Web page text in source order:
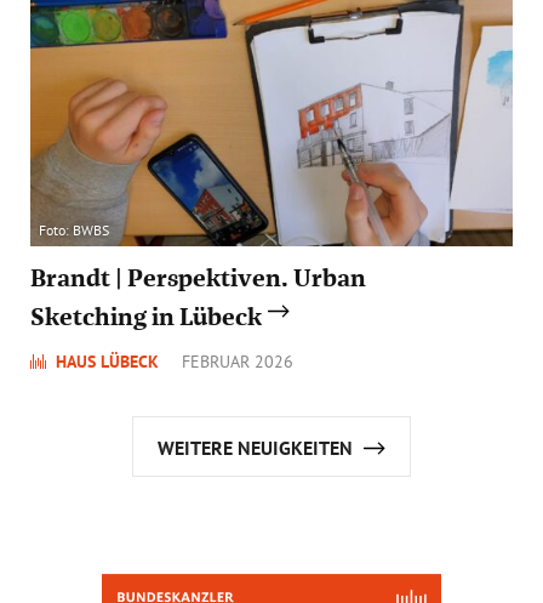
Foto: BWBS
Brandt | Perspektiven. Urban
Sketching in Lübeck
HAUS LÜBECK FEBRUAR 2026
WEITERE NEUIGKEITEN